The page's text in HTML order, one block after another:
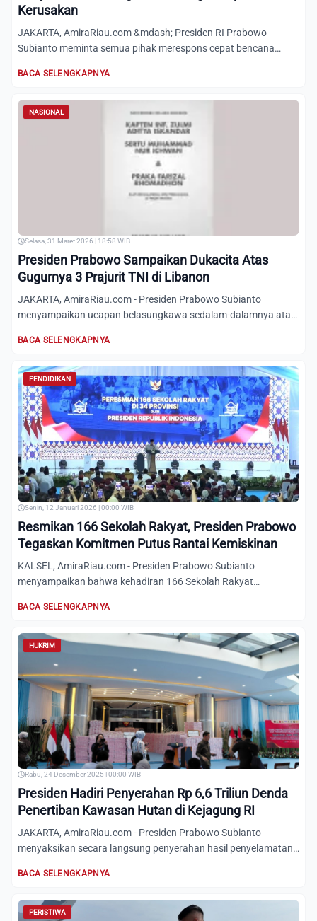
Kerusakan
JAKARTA, AmiraRiau.com &mdash; Presiden RI Prabowo
Subianto meminta semua pihak merespons cepat bencana
BACA SELENGKAPNYA
NASIONAL
Selasa, 31 Maret 2026 | 18:58 WIB
Presiden Prabowo Sampaikan Dukacita Atas
Gugurnya 3 Prajurit TNI di Libanon
JAKARTA, AmiraRiau.com - Presiden Prabowo Subianto
menyampaikan ucapan belasungkawa sedalam-dalamnya atas
BACA SELENGKAPNYA
PENDIDIKAN
Senin, 12 Januari 2026 | 00:00 WIB
Resmikan 166 Sekolah Rakyat, Presiden Prabowo
Tegaskan Komitmen Putus Rantai Kemiskinan
KALSEL, AmiraRiau.com - Presiden Prabowo Subianto
menyampaikan bahwa kehadiran 166 Sekolah Rakyat
BACA SELENGKAPNYA
HUKRIM
Rabu, 24 Desember 2025 | 00:00 WIB
Presiden Hadiri Penyerahan Rp 6,6 Triliun Denda
Penertiban Kawasan Hutan di Kejagung RI
JAKARTA, AmiraRiau.com - Presiden Prabowo Subianto
menyaksikan secara langsung penyerahan hasil penyelamatan
BACA SELENGKAPNYA
PERISTIWA